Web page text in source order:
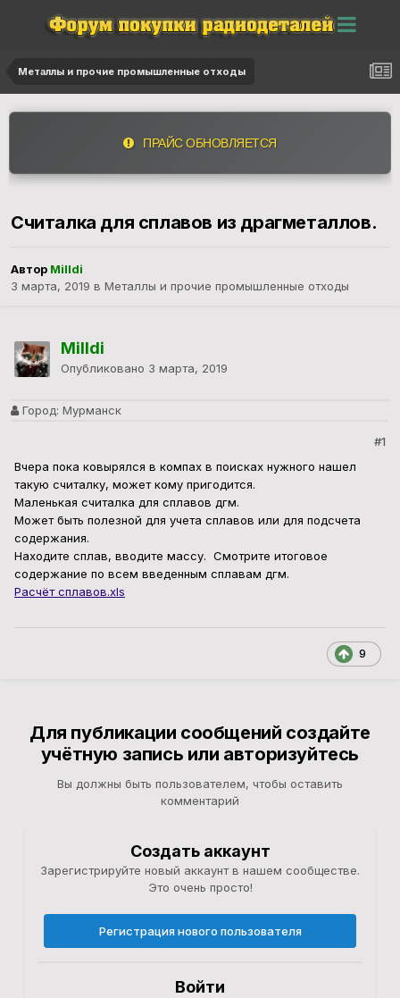
Металлы и прочие промышленные отходы
ПРАЙС ОБНОВЛЯЕТСЯ
Считалка для сплавов из драгметаллов.
Автор Milldi
3 марта, 2019 в Металлы и прочие промышленные отходы
Milldi
Опубликовано 3 марта, 2019
Город: Мурманск
#1
Вчера пока ковырялся в компах в поисках нужного нашел
такую считалку, может кому пригодится.
Маленькая считалка для сплавов дгм.
Может быть полезной для учета сплавов или для подсчета
содержания.
Находите сплав, вводите массу. Смотрите итоговое
содержание по всем введенным сплавам дгм.
Расчёт сплавов.xls
9
Для публикации сообщений создайте
учётную запись или авторизуйтесь
Вы должны быть пользователем, чтобы оставить
комментарий
Создать аккаунт
Зарегистрируйте новый аккаунт в нашем сообществе.
Это очень просто!
Регистрация нового пользователя
Войти